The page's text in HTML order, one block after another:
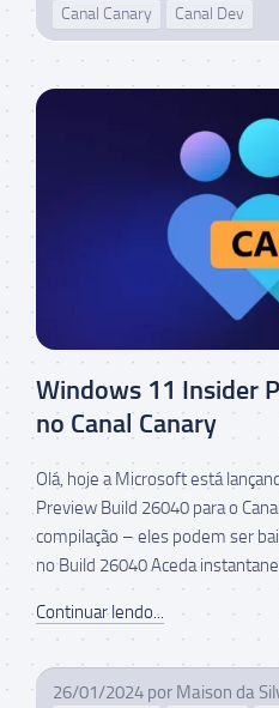
Canal Canary Canal Dev
Windows 11 Insider
no Canal Canary
Olá, hoje a Microsoft está
Preview Build 26040 para o
compilação – eles podem ser
no Build 26040 Aceda
Continuar lendo...
26/01/2024 por Maison da